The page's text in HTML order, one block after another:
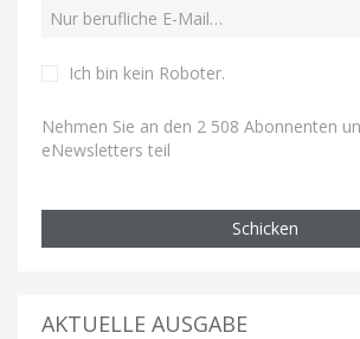
Ich bin kein Roboter.
Nehmen Sie an den 2 508 Abonnenten
eNewsletters teil
Schicken
AKTUELLE AUSGABE